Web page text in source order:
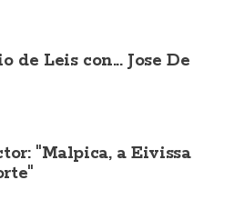
de Leis con... Jose De
"Malpica, a Eivissa